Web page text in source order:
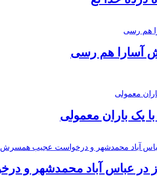
آسارا هم رسی
یک باران معمولی
در عباس آباد محمدشهر و